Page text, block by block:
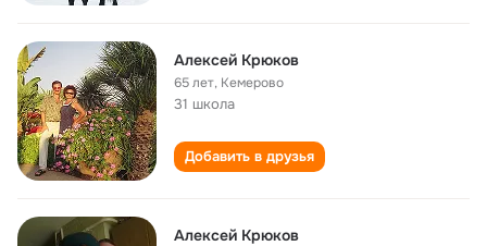
Aлексей Kрюков
65 лет, Кемерово
31 школа
Добавить в друзья
Алексей Крюков